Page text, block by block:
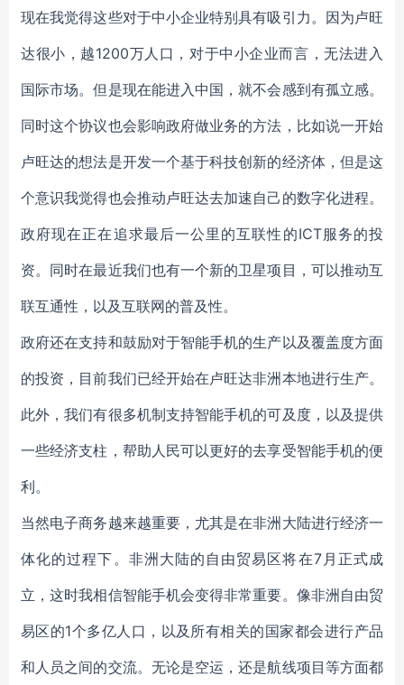
现在我觉得这些对于中小企业特别具有吸引力。因为卢旺
达很小，越1200万人口，对于中小企业而言，无法进入
国际市场。但是现在能进入中国，就不会感到有孤立感。
同时这个协议也会影响政府做业务的方法，比如说一开始
卢旺达的想法是开发一个基于科技创新的经济体，但是这
个意识我觉得也会推动卢旺达去加速自己的数字化进程。
政府现在正在追求最后一公里的互联性的ICT服务的投
资。同时在最近我们也有一个新的卫星项目，可以推动互
联互通性，以及互联网的普及性。
政府还在支持和鼓励对于智能手机的生产以及覆盖度方面
的投资，目前我们已经开始在卢旺达非洲本地进行生产。
此外，我们有很多机制支持智能手机的可及度，以及提供
一些经济支柱，帮助人民可以更好的去享受智能手机的便
利。
当然电子商务越来越重要，尤其是在非洲大陆进行经济一
体化的过程下。非洲大陆的自由贸易区将在7月正式成
立，这时我相信智能手机会变得非常重要。像非洲自由贸
易区的1个多亿人口，以及所有相关的国家都会进行产品
和人员之间的交流。无论是空运，还是航线项目等方面都